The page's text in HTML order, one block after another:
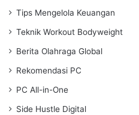
Tips Mengelola Keuangan
Teknik Workout Bodyweight
Berita Olahraga Global
Rekomendasi PC
PC All-in-One
Side Hustle Digital